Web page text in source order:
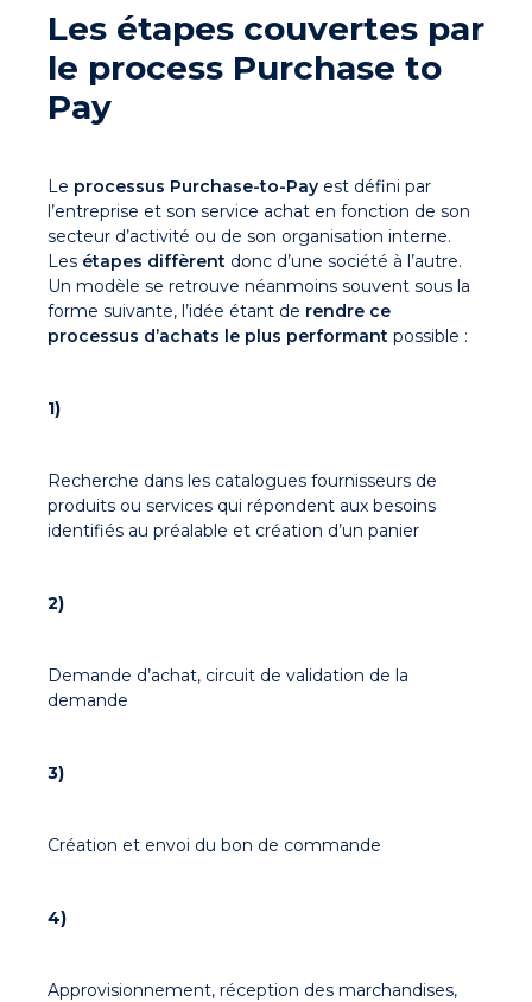
Les étapes couvertes par
le process Purchase to
Pay
Le processus Purchase-to-Pay est défini par
l’entreprise et son service achat en fonction de son
secteur d’activité ou de son organisation interne.
Les étapes diffèrent donc d’une société à l’autre.
Un modèle se retrouve néanmoins souvent sous la
forme suivante, l’idée étant de rendre ce
processus d’achats le plus performant possible :
1)
Recherche dans les catalogues fournisseurs de
produits ou services qui répondent aux besoins
identifiés au préalable et création d’un panier
2)
Demande d’achat, circuit de validation de la
demande
3)
Création et envoi du bon de commande
4)
Approvisionnement, réception des marchandises,